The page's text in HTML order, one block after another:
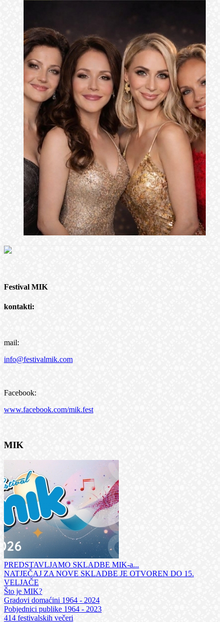
Festival MIK
kontakti:
mail:
info@festivalmik.com
Facebook:
www.facebook.com/mik.fest
MIK
PREDSTAVLJAMO SKLADBE MIK-a...
NATJEČAJ ZA NOVE SKLADBE JE OTVOREN DO 15.
VELJAČE
Što je MIK?
Gradovi domaćini 1964 - 2024
Pobjednici publike 1964 - 2023
414 festivalskih večeri